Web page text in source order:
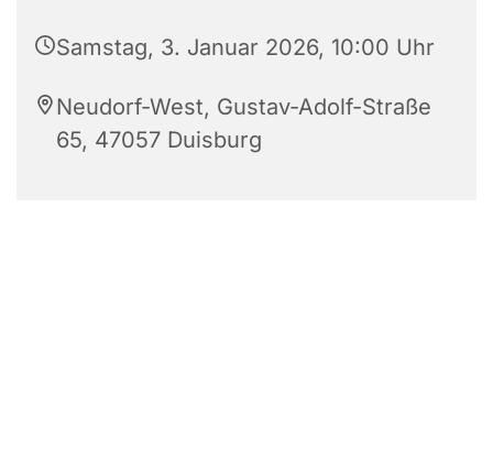
Samstag, 3. Januar 2026, 10:00 Uhr
Neudorf-West, Gustav-Adolf-Straße
65, 47057 Duisburg